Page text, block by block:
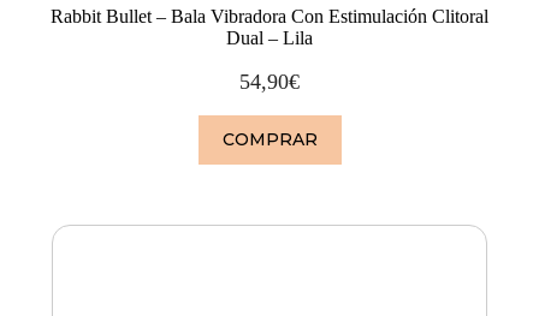
Rabbit Bullet – Bala Vibradora Con Estimulación Clitoral
Dual – Lila
54,90€
COMPRAR